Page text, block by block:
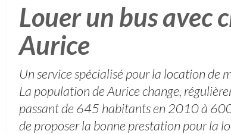
Louer un bus avec
Aurice
Un service spécialisé pour la location de
La population de Aurice change,
passant de 645 habitants en 2010 à
de proposer la bonne prestation pour la